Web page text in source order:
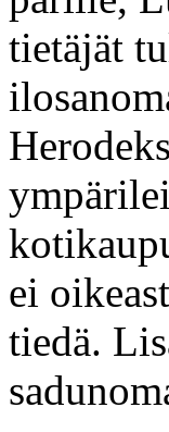
tietäjät
ei
tiedä.